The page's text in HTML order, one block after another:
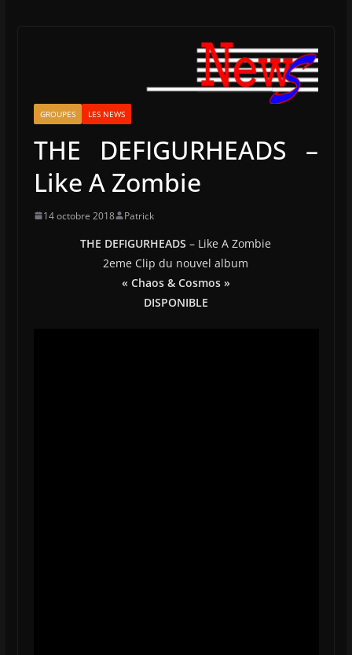
GROUPES LES NEWS
THE DEFIGURHEADS –
Like A Zombie
14 octobre 2018 Patrick
THE DEFIGURHEADS– Like A Zombie
2eme Clip du nouvel album
« Chaos & Cosmos »
DISPONIBLE